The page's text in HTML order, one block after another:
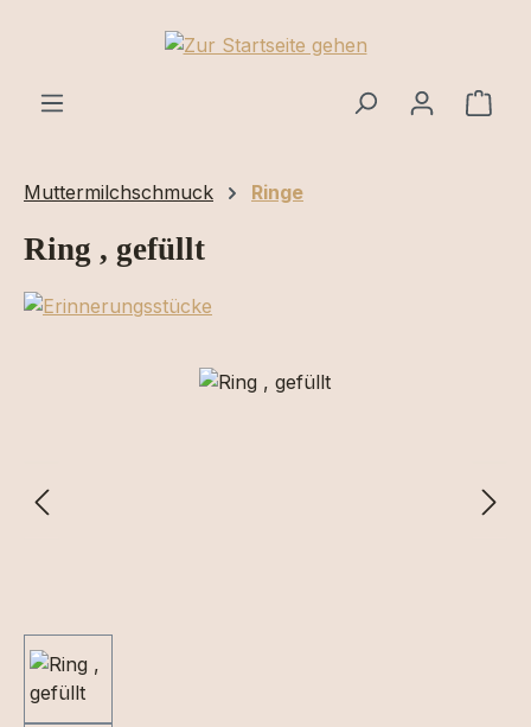
Zum Hauptinhalt springen
Muttermilchschmuck Ringe
Ring , gefüllt
Bildergalerie überspringen